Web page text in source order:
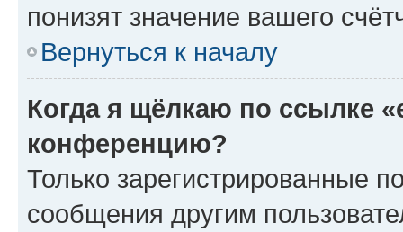
понизят значение вашего
Вернуться к началу
Когда я щёлкаю по ссылке
конференцию?
Только зарегистрированные
сообщения другим